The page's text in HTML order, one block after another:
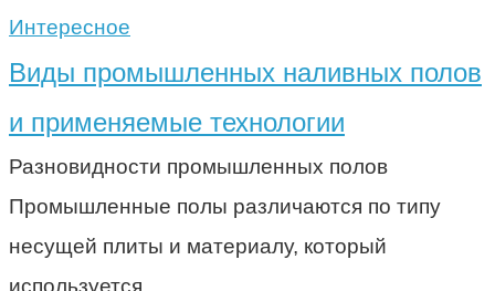
Интересное
Виды промышленных наливных полов
и применяемые технологии
Разновидности промышленных полов
Промышленные полы различаются по типу
несущей плиты и материалу, который
используется